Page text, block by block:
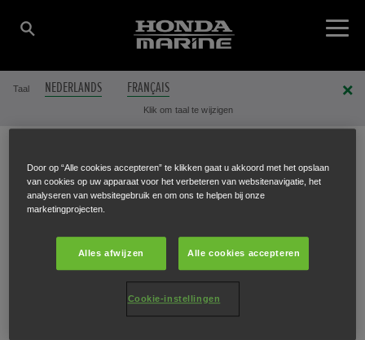
Taal NEDERLANDS FRANÇAIS
Klik om taal te wijzigen
DIERCKX THEO BVBA
Mol,2400
Door op “Alle cookies accepteren” te klikken gaat u akkoord met het opslaan
van cookies op uw apparaat voor het verbeteren van websitenavigatie, het
analyseren van websitegebruik en om ons te helpen bij onze
marketingprojecten.
Alles afwijzen Alle cookies accepteren
Cookie-instellingen